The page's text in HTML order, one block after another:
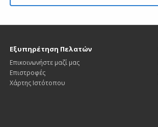
Εξυπηρέτηση Πελατών
Επικοινωνήστε μαζί μας
Επιστροφές
Χάρτης Ιστότοπου